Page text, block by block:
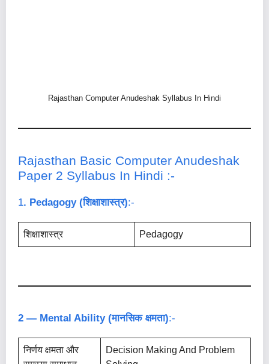
Rajasthan Computer Anudeshak Syllabus In Hindi
Rajasthan Basic Computer Anudeshak
Paper 2 Syllabus In Hindi :-
1. Pedagogy (शिक्षाशास्त्र):-
शिक्षाशास्त्र Pedagogy
2 — Mental Ability (मानसिक क्षमता):-
निर्णय क्षमता और
Decision Making And Problem